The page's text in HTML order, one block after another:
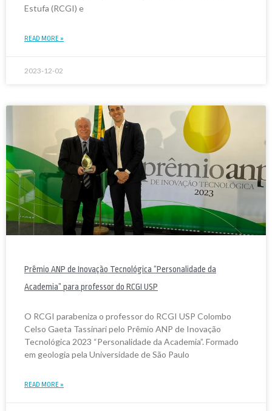
Estufa (RCGI) e
READ MORE »
2023-12-02
Prêmio ANP de Inovação Tecnológica “Personalidade da
Academia” para professor do RCGI USP
O RCGI parabeniza o professor do RCGI USP Colombo
Celso Gaeta Tassinari pelo Prêmio ANP de Inovação
Tecnológica 2023 “Personalidade da Academia”. Formado
em geologia pela Universidade de São Paulo
READ MORE »